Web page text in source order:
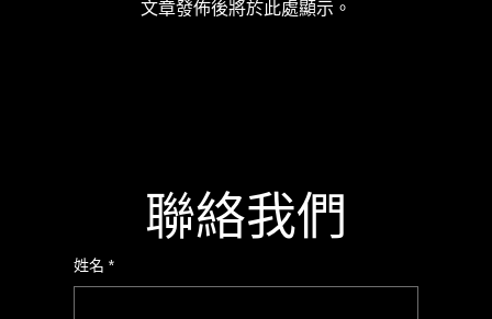
文章發佈後將於此處顯示。
聯絡我們
姓名 *